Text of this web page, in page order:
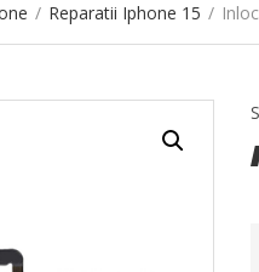
/ Reparatii Iphone 15 /